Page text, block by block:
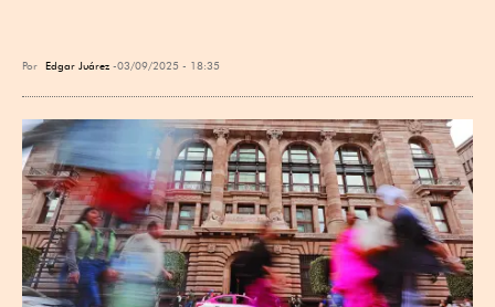
Por Edgar Juárez 03/09/2025 - 18:35